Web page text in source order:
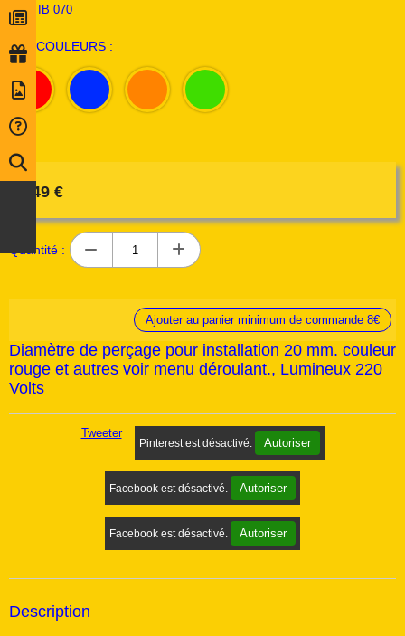
Ref : IB 070
LES COULEURS :
3,49 €
Quantité :
Ajouter au panier minimum de commande 8€
Diamètre de perçage pour installation 20 mm. couleur
rouge et autres voir menu déroulant., Lumineux 220
Volts
Tweeter
Pinterest est désactivé. Autoriser
Facebook est désactivé. Autoriser
Facebook est désactivé. Autoriser
Description